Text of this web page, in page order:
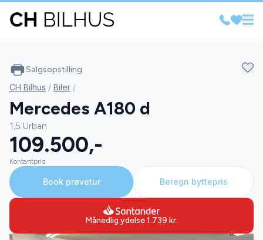
Salgsopstilling
CH Bilhus / Biler /
Mercedes A180 d
1,5 Urban
109.500,-
Kontantpris
Book prøvetur Beregn byttepris
Månedlig ydelse1.739 kr.